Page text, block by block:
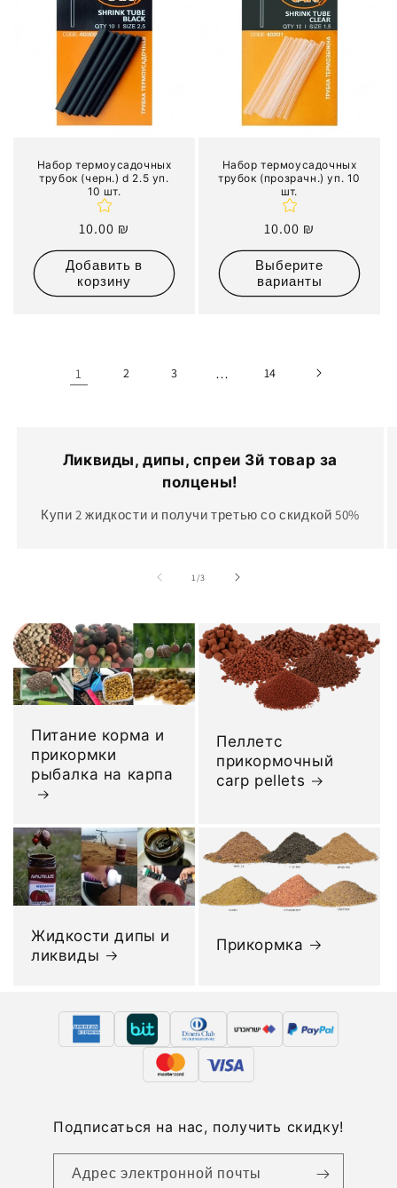
Набор термоусадочных
трубок (черн.) d 2.5 уп.
10 шт.
Обычная
цена
10.00 ₪
Добавить в
корзину
Набор термоусадочных
трубок (прозрачн.) уп. 10
шт.
Обычная
цена
10.00 ₪
Выберите
варианты
1 2 3 … 14
Ликвиды, дипы, спреи 3й товар за
полцены!
Купи 2 жидкости и получи третью со скидкой 50%
1 /из
3
Питание корма и
прикормки
рыбалка на карпа
Пеллетс
прикормочный
carp pellets
Жидкости дипы и
ликвиды
Прикормка
Подписаться на нас, получить скидку!
Адрес электронной почты